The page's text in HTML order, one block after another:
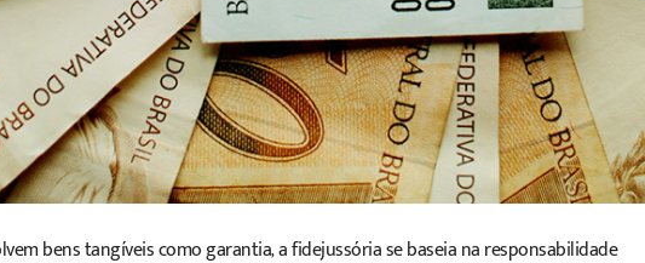
bens tangíveis como garantia, a fidejussória se baseia na responsabilidade